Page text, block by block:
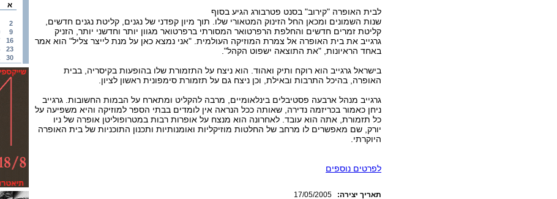
א
2
9
16
23
30
לבית האופרה "קירוב" בסנט פטרבורג הגיע בסוף
שנות השמונים ומכאן החל הזינוק המטאורי שלו. תוך מיון קפדני של נגנים, קליטת נגנים חדשים,
קליטת זמרים חדשים והחלפת הרפרטואר המסורתי ברפרטואר מגוון יותר וחדשני יותר, הזניק
גרגייב את בית האופרה אל צמרת המוזיקה העולמית. "אני נמצא כאן על מנת לייצר צליל" הוא אמר
באחד הראיונות, "את התוצאה ישפוט הקהל".
בישראל גרגייב הוא רוקח ותיק ואהוד. הוא ניצח על התזמורת שלו בהופעות בקיסריה, בבית
האופרה, בהיכל התרבות ובאילת, וכן ניצח גם על תזמורת סימפונית ראשון לציון.
גרגייב מנהל ארבעה פסטיבלים בינלאומיים, מרבה להקליט ומתארח על הבמות החשובות. גרגייב
ניחן כאמור בכריזמה נדירה, שאותה ככל הנראה אין לומדים בבתי הספר למוזיקה והיא משפיעה על
כל תזמורת, אתה הוא עובד. לאחרונה הוא מנצח על אופרות רבות במטרופוליטן אופרה של ניו
יורק, שם מאפשרים לו מרחב של החלטות מוזיקליות ואומנותיות ותכנון התוכניות של בית האופרה
היוקרתי.
לפרטים נוספים
17/05/2005 :תאריך יצירה